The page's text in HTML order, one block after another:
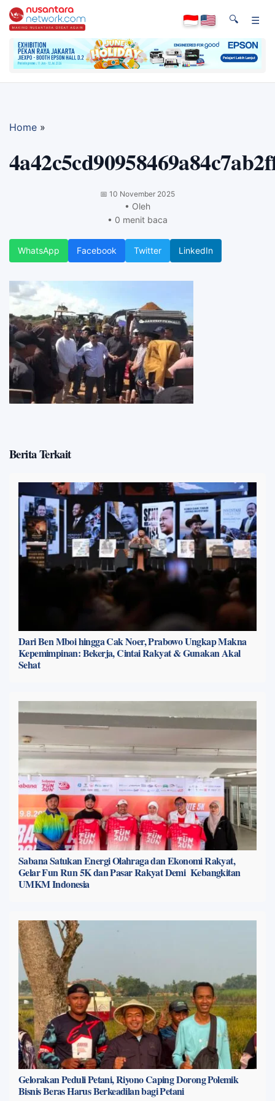
🔍 ☰
Home »
📅 10 November 2025
• Oleh
• 0 menit baca
WhatsApp Facebook Twitter LinkedIn
Berita Terkait
Dari Ben Mboi hingga Cak Noer, Prabowo Ungkap Makna
Kepemimpinan: Bekerja, Cintai Rakyat & Gunakan Akal
Sehat
Sabana Satukan Energi Olahraga dan Ekonomi Rakyat,
Gelar Fun Run 5K dan Pasar Rakyat Demi Kebangkitan
UMKM Indonesia
Gelorakan Peduli Petani, Riyono Caping Dorong Polemik
Bisnis Beras Harus Berkeadilan bagi Petani